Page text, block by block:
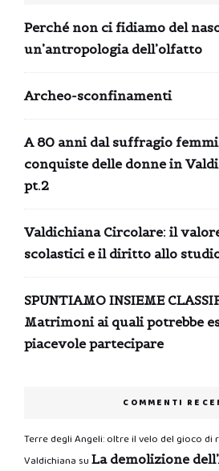
Perché non ci fidiamo del
un’antropologia dell’olfatto
Archeo-sconfinamenti
A 80 anni dal suffragio
conquiste delle donne in
pt.2
Valdichiana Circolare: il
scolastici e il diritto allo
SPUNTIAMO INSIEME
Matrimoni ai quali potrebbe
piacevole partecipare
COMMENTI
Terre degli Angeli: oltre il velo del gioco di
Valdichiana su La demolizione